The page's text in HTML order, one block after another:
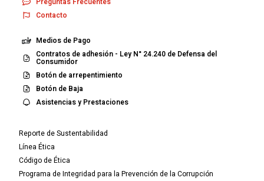
Contacto
Medios de Pago
Contratos de adhesión - Ley N° 24.240 de Defensa del
Consumidor
Botón de arrepentimiento
Botón de Baja
Asistencias y Prestaciones
Reporte de Sustentabilidad
Línea Ética
Código de Ética
Programa de Integridad para la Prevención de la Corrupción